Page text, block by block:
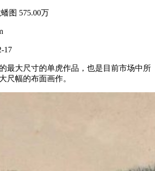
图 575.00万
17
最大尺寸的单虎作品，也是目前市场中所
尺幅的布面画作。